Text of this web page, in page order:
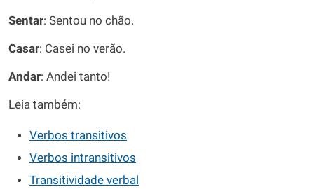
Sentar: Sentou no chão.
Casar: Casei no verão.
Andar: Andei tanto!
Leia também:
Verbos transitivos
Verbos intransitivos
Transitividade verbal